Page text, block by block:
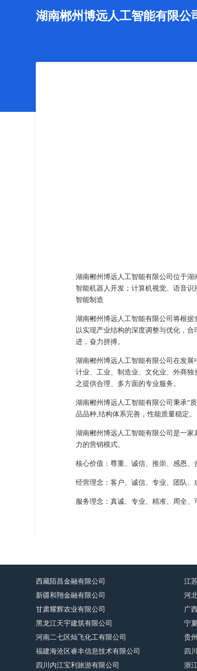
湖南郴州博远人工智能有限公
湖南郴州博远人工智能有限公司位于湖
智能机器人开发；计算机视觉、语音
智能制造
湖南郴州博远人工智能有限公司将根
以实现产业结构的深度调整与优化，
进，奋力拼搏。
湖南郴州博远人工智能有限公司在发
计业、工业、制造业、文化业、外商
之提供合理、多方面的专业服务。
湖南郴州博远人工智能有限公司秉承“
品品种,结构体系完善，性能质量稳定。
湖南郴州博远人工智能有限公司是一
力的营销模式。
核心价值：尊重、诚信、推崇、感恩、
经营理念：客户、诚信、专业、团队、
服务理念：真诚、专业、精准、周全、
西藏陌昌金融有限公司 江
新疆和翔金融有限公司
河
甘肃耀辉农业有限公司
广
黑龙江天宇建筑有限公司
宁
河南二七区灿飞化工有限公司
贵
福建海沧区睿丰信息技术有限公司
四
四川内江宝利旅游有限公司
浙